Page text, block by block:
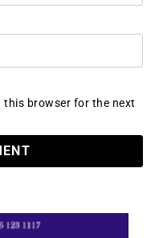
this browser for the next